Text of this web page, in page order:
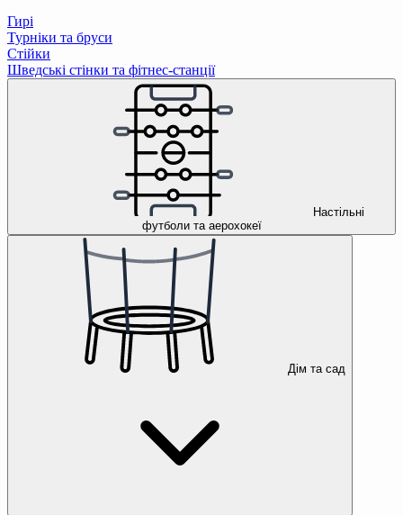
Гирі
Турніки та бруси
Стійки
Шведські стінки та фітнес-станції
Настільні
футболи та аерохокеї
Дім та сад